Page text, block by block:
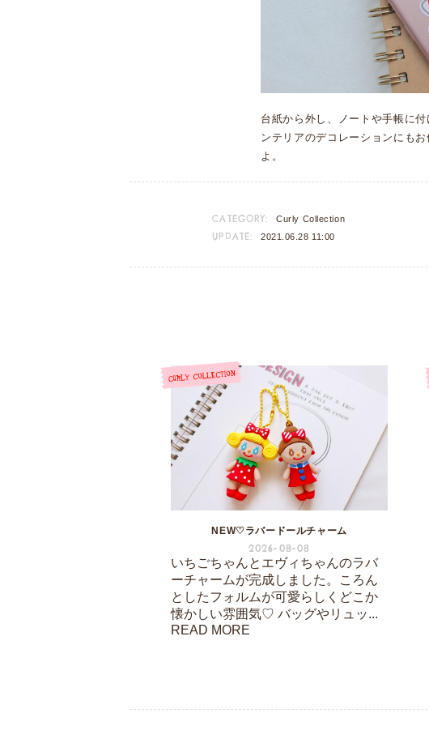
台紙から外し、ノートや手帳に
ンテリアのデコレーションにも
よ。
CATEGORY: Curly Collection
UPDATE: 2021.06.28 11:00
NEW♡ラバードールチャーム
2026-08-08
いちごちゃんとエヴィちゃんのラバ
ーチャームが完成しました。ころん
としたフォルムが可愛らしくどこか
懐かしい雰囲気♡ バッグやリュッ...
READ MORE